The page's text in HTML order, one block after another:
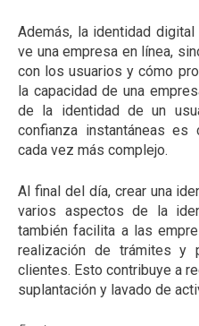
Además, la identidad
ve una empresa en línea,
con los usuarios y cómo
la capacidad de una
de la identidad de un
confianza instantáneas
cada vez más complejo.
Al final del día, crear una
varios aspectos de la
también facilita a las
realización de trámites y
clientes. Esto contribuye a
suplantación y lavado de